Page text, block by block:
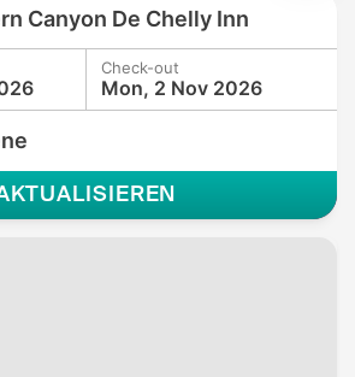
Canyon De Chelly Inn
Check-out
Mon, 2 Nov 2026